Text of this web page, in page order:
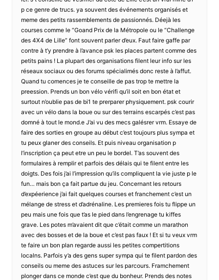
p ce genre de trucs. ya souvent des événements organisés et
meme des petits rassemblements de passionnés. Déejà les
courses comme le “Goand Prix de la Métropole ou le “Challenge
des 4X4 de Lille” font souvent parler d’eux. Faut faire gaffe par
contre à t’y prendre à l’avance psk les places partent comme des
petits pains ! La plupart des organisations filent leur info sur les
réseaux sociaux ou des forums spécialimés donc reste à l’affut.
Quand tu comences je te conseille de pas trop te mettre la
preession. Prends un bon vélo vérifi qu’il soit en bon état et
surtout n’oublie pas de bi1 te prerparer physiquement. psk courir
avec un vélo dans la boue ou sur des terrains escarpés c’est pas
domné à tout le mond.e J’ai vu des mecs galésrer vrm. Essaye de
faire des sorties en groupe au début c’est toujours plus sympa et
tu peux glaner des conseils. Et puis niveau organisation p
l’inscription ça peut etre un peu le bordel. T’as souvent des
formulaires à remplir et parfois des délais qui te filent entre les
doigts. Des fois j’ai l’impression qu’ils compliquent la vie juste p le
fun… mais bon ça fait partue du jeu. Concernant les retours
d’expéerience j’ai fait quelques courses et franchement c’est un
mélange de stress et d’adrénaline. Les premieres fois tu flippe un
peu mais une fois que t’as le pied dans l’engrenage tu kiffes
grave. Les potes m’avaient dit que c’était comme un marathon
avec des bosses et de la boue et c’est pas faux ! Et si tu veux vrm
te faire un bon plan regarde aussi les petites compertitions
localns. Parfois y’a des gens super sympa qui te filent pardon des
conseils ou meme des astuces sur les parcours. Framchement
plonger dans ce monde c’est que du bonheur. Prends des notes